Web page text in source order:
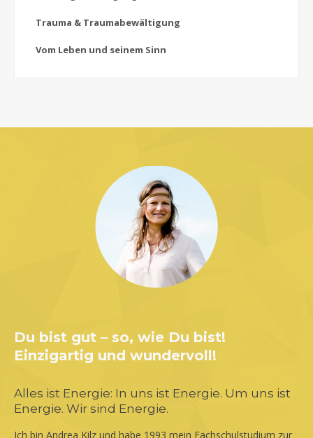
Trauma & Traumabewältigung
Vom Leben und seinem Sinn
Du bist gut – so, wie Du bist!
Einzigartig und wundervoll!
Alles ist Energie: In uns ist Energie. Um uns ist
Energie. Wir sind Energie.
Ich bin Andrea Kilz und habe 1993 mein Fachschulstudium zur